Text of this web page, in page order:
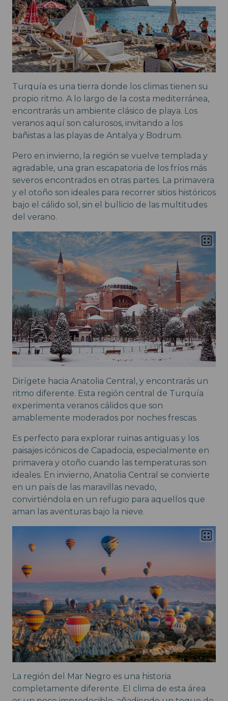
Turquía es una tierra donde los climas tienen su
propio ritmo. A lo largo de la costa mediterránea,
encontrarás un ambiente clásico de playa. Los
veranos aquí son calurosos, invitando a los
bañistas a las playas de Antalya y Bodrum.
Pero en invierno, la región se vuelve templada y
agradable, una gran escapatoria de los fríos más
severos encontrados en otras partes. La primavera
y el otoño son ideales para recorrer sitios históricos
bajo el cálido sol, sin el bullicio de las multitudes
del verano.
Dirígete hacia Anatolia Central, y encontrarás un
ritmo diferente. Esta región central de Turquía
experimenta veranos cálidos que son
amablemente moderados por noches frescas.
Es perfecto para explorar ruinas antiguas y los
paisajes icónicos de Capadocia, especialmente en
primavera y otoño cuando las temperaturas son
ideales. En invierno, Anatolia Central se convierte
en un país de las maravillas nevado,
convirtiéndola en un refugio para aquellos que
aman las aventuras bajo la nieve.
La región del Mar Negro es una historia
completamente diferente. El clima de esta área